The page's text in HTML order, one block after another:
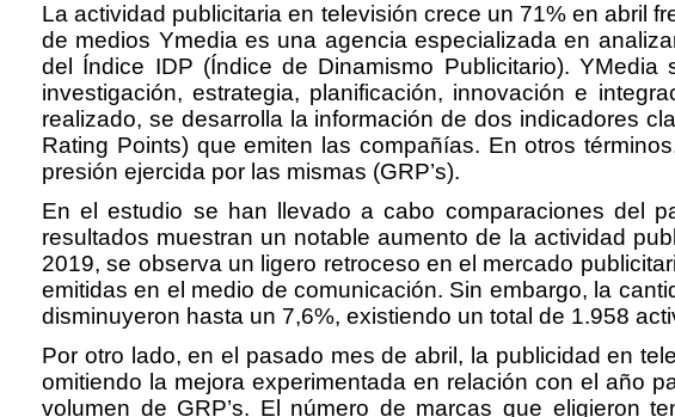
La actividad publicitaria en televisión crece un 71% en abril
de medios Ymedia es una agencia especializada en
del Índice IDP (Índice de Dinamismo Publicitario).
investigación, estrategia, planificación, innovación e
realizado, se desarrolla la información de dos indicadores
Rating Points) que emiten las compañías. En otros
presión ejercida por las mismas (GRP’s).
En el estudio se han llevado a cabo comparaciones del
resultados muestran un notable aumento de la actividad
2019, se observa un ligero retroceso en el mercado
emitidas en el medio de comunicación. Sin embargo, la
disminuyeron hasta un 7,6%, existiendo un total de 1.958
Por otro lado, en el pasado mes de abril, la publicidad en
omitiendo la mejora experimentada en relación con el año
volumen de GRP’s. El número de marcas que eligieron